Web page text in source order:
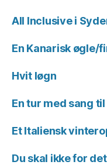
All Inclusive i
En Kanarisk øgle/
Hvit løgn
En tur med sang
Et Italiensk
Du skal ikke for